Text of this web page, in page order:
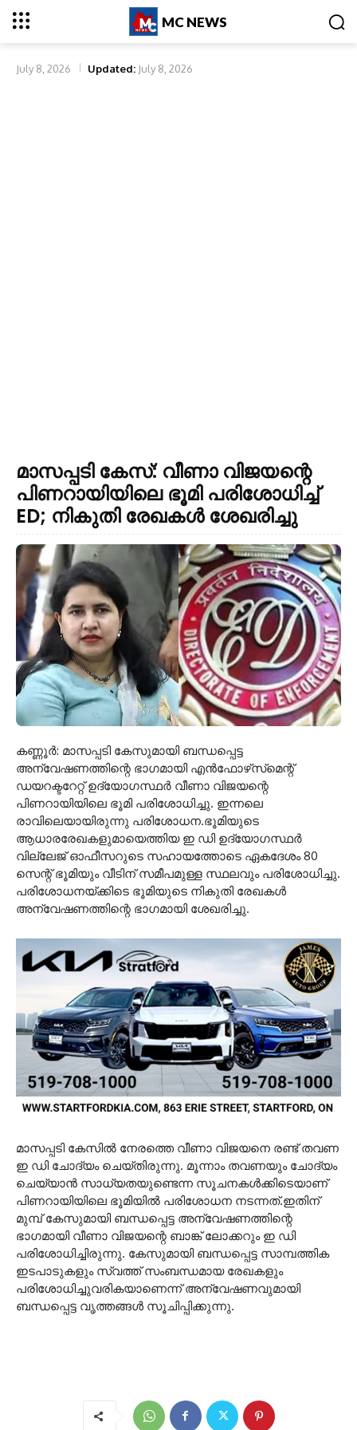
MC NEWS
July 8, 2026 Updated: July 8, 2026
മാസപ്പടി കേസ്: വീണാ വിജയന്റെ
പിണറായിയിലെ ഭൂമി പരിശോധിച്ച്
ED; നികുതി രേഖകൾ ശേഖരിച്ചു
കണ്ണൂർ: മാസപ്പടി കേസുമായി ബന്ധപ്പെട്ട
അന്വേഷണത്തിന്റെ ഭാഗമായി എൻഫോഴ്‌സ്‌മെന്റ്
ഡയറക്ടറേറ്റ് ഉദ്യോഗസ്ഥർ വീണാ വിജയന്റെ
പിണറായിയിലെ ഭൂമി പരിശോധിച്ചു. ഇന്നലെ
രാവിലെയായിരുന്നു പരിശോധന.ഭൂമിയുടെ
ആധാരരേഖകളുമായെത്തിയ ഇ ഡി ഉദ്യോഗസ്ഥർ
വില്ലേജ് ഓഫീസറുടെ സഹായത്തോടെ ഏകദേശം 80
സെന്റ് ഭൂമിയും വീടിന് സമീപമുള്ള സ്ഥലവും പരിശോധിച്ചു.
പരിശോധനയ്ക്കിടെ ഭൂമിയുടെ നികുതി രേഖകൾ
അന്വേഷണത്തിന്റെ ഭാഗമായി ശേഖരിച്ചു.
മാസപ്പടി കേസിൽ നേരത്തെ വീണാ വിജയനെ രണ്ട് തവണ
ഇ ഡി ചോദ്യം ചെയ്തിരുന്നു. മൂന്നാം തവണയും ചോദ്യം
ചെയ്യാൻ സാധ്യതയുണ്ടെന്ന സൂചനകൾക്കിടെയാണ്
പിണറായിയിലെ ഭൂമിയിൽ പരിശോധന നടന്നത്.ഇതിന്
മുമ്പ് കേസുമായി ബന്ധപ്പെട്ട അന്വേഷണത്തിന്റെ
ഭാഗമായി വീണാ വിജയന്റെ ബാങ്ക് ലോക്കറും ഇ ഡി
പരിശോധിച്ചിരുന്നു. കേസുമായി ബന്ധപ്പെട്ട സാമ്പത്തിക
ഇടപാടുകളും സ്വത്ത് സംബന്ധമായ രേഖകളും
പരിശോധിച്ചുവരികയാണെന്ന് അന്വേഷണവുമായി
ബന്ധപ്പെട്ട വൃത്തങ്ങൾ സൂചിപ്പിക്കുന്നു.